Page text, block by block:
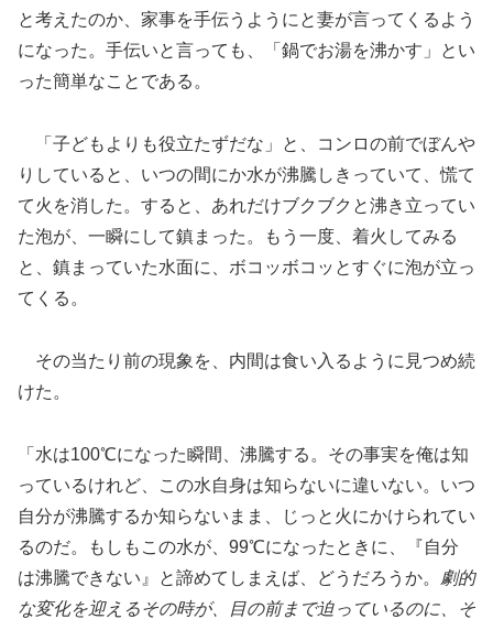
と考えたのか、家事を手伝うようにと妻が言ってくるよう
になった。手伝いと言っても、「鍋でお湯を沸かす」とい
った簡単なことである。
「子どもよりも役立たずだな」と、コンロの前でぼんや
りしていると、いつの間にか水が沸騰しきっていて、慌て
て火を消した。すると、あれだけブクブクと沸き立ってい
た泡が、一瞬にして鎮まった。もう一度、着火してみる
と、鎮まっていた水面に、ボコッボコッとすぐに泡が立っ
てくる。
その当たり前の現象を、内間は食い入るように見つめ続
けた。
「水は100℃になった瞬間、沸騰する。その事実を俺は知
っているけれど、この水自身は知らないに違いない。いつ
自分が沸騰するか知らないまま、じっと火にかけられてい
るのだ。もしもこの水が、99℃になったときに、『自分
は沸騰できない』と諦めてしまえば、どうだろうか。 劇的
な変化を迎えるその時が、目の前まで迫っているのに、そ